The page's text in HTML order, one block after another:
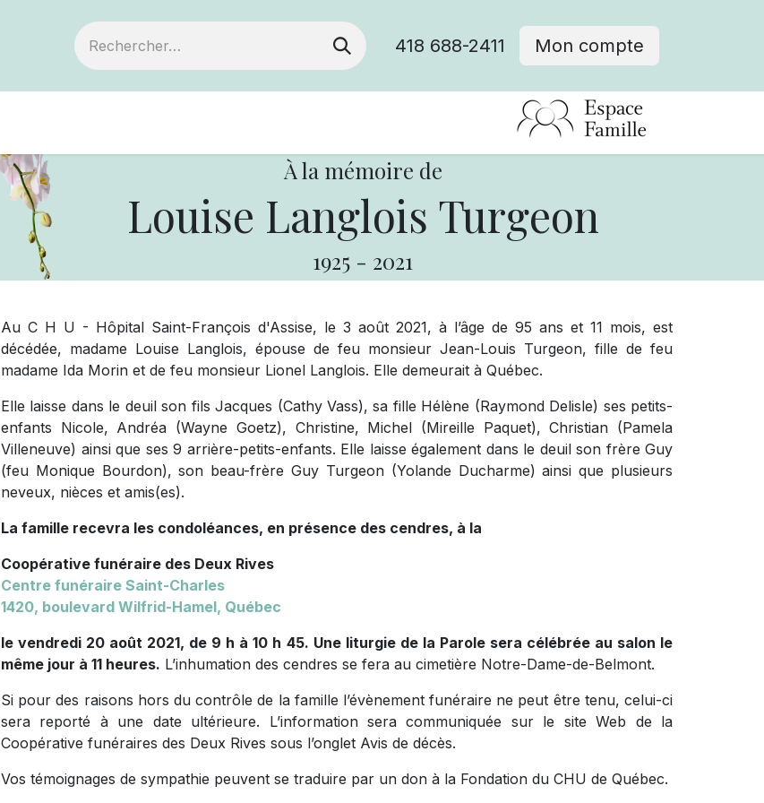
418 688-2411 Mon compte
À la mémoire de
Louise Langlois Turgeon
1925 - 2021
Au C H U - Hôpital Saint-François d'Assise, le 3 août 2021, à l’âge de 95 ans et 11 mois, est
décédée, madame Louise Langlois, épouse de feu monsieur Jean-Louis Turgeon, fille de feu
madame Ida Morin et de feu monsieur Lionel Langlois. Elle demeurait à Québec.
Elle laisse dans le deuil son fils Jacques (Cathy Vass), sa fille Hélène (Raymond Delisle) ses petits-
enfants Nicole, Andréa (Wayne Goetz), Christine, Michel (Mireille Paquet), Christian (Pamela
Villeneuve) ainsi que ses 9 arrière-petits-enfants. Elle laisse également dans le deuil son frère Guy
(feu Monique Bourdon), son beau-frère Guy Turgeon (Yolande Ducharme) ainsi que plusieurs
neveux, nièces et amis(es).
La famille recevra les condoléances, en présence des cendres, à la
Coopérative funéraire des Deux Rives
Centre funéraire Saint-Charles
1420, boulevard Wilfrid-Hamel, Québec
le vendredi 20 août 2021, de 9 h à 10 h 45. Une liturgie de la Parole sera célébrée au salon le
même jour à 11 heures. L’inhumation des cendres se fera au cimetière Notre-Dame-de-Belmont.
Si pour des raisons hors du contrôle de la famille l’évènement funéraire ne peut être tenu, celui-ci
sera reporté à une date ultérieure. L’information sera communiquée sur le site Web de la
Coopérative funéraires des Deux Rives sous l’onglet Avis de décès.
Vos témoignages de sympathie peuvent se traduire par un don à la Fondation du CHU de Québec.